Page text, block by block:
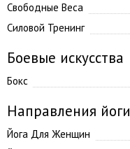
Свободные Веса
Силовой Тренинг
Боевые искусства
Бокс
Направления йоги
Йога Для Женщин